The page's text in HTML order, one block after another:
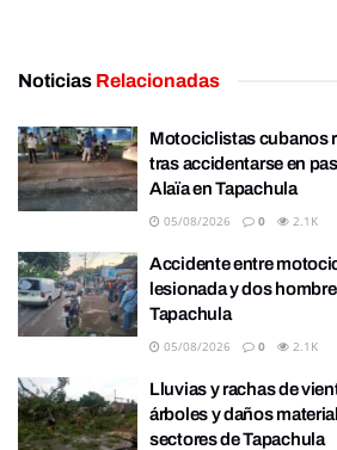
Noticias Relacionadas
Motociclistas cubanos
tras accidentarse en
Alaïa en Tapachula
05/08/2026 0 2.1K
Accidente entre
lesionada y dos
Tapachula
05/08/2026 0 2.1K
Lluvias y rachas de
árboles y daños
sectores de Tapachula